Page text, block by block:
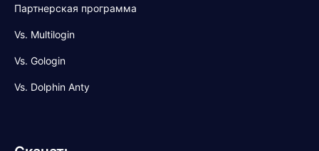
Партнерская программа
Vs. Multilogin
Vs. Gologin
Vs. Dolphin Anty